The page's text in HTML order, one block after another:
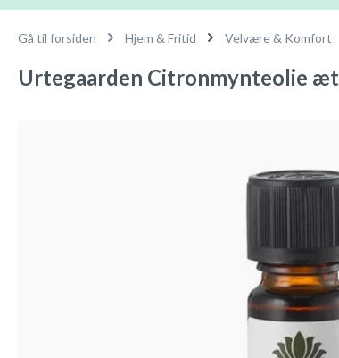
Gå til forsiden Hjem & Fritid Velvære & Komfort
Urtegaarden Citronmynteolie